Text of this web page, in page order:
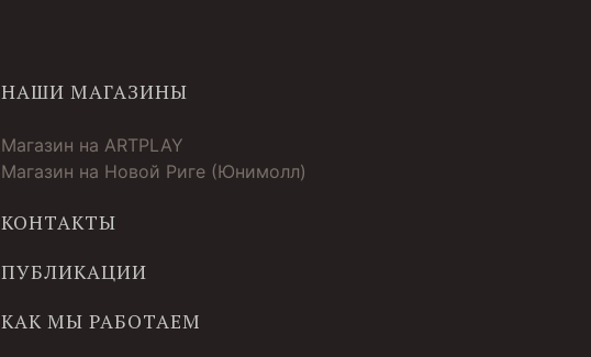
НАШИ МАГАЗИНЫ
Магазин на ARTPLAY
Магазин на Новой Риге (Юнимолл)
КОНТАКТЫ
ПУБЛИКАЦИИ
КАК МЫ РАБОТАЕМ